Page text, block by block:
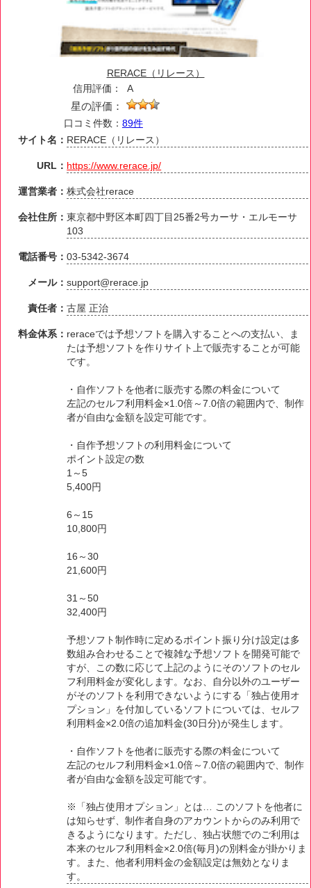
RERACE（リレース）
信用評価：
A
星の評価：
口コミ件数： 89件
サイト名： RERACE（リレース）
URL： https://www.rerace.jp/
運営業者：株式会社rerace
会社住所：東京都中野区本町四丁目25番2号カーサ・エルモーサ
103
電話番号：03-5342-3674
メール：support@rerace.jp
責任者：古屋 正治
料金体系： reraceでは予想ソフトを購入することへの支払い、ま
たは予想ソフトを作りサイト上で販売することが可能
です。
・自作ソフトを他者に販売する際の料金について
左記のセルフ利用料金×1.0倍～7.0倍の範囲内で、制作
者が自由な金額を設定可能です。
・自作予想ソフトの利用料金について
ポイント設定の数
1～5
5,400円
6～15
10,800円
16～30
21,600円
31～50
32,400円
予想ソフト制作時に定めるポイント振り分け設定は多
数組み合わせることで複雑な予想ソフトを開発可能で
すが、この数に応じて上記のようにそのソフトのセル
フ利用料金が変化します。なお、自分以外のユーザー
がそのソフトを利用できないようにする「独占使用オ
プション」を付加しているソフトについては、セルフ
利用料金×2.0倍の追加料金(30日分)が発生します。
・自作ソフトを他者に販売する際の料金について
左記のセルフ利用料金×1.0倍～7.0倍の範囲内で、制作
者が自由な金額を設定可能です。
※「独占使用オプション」とは… このソフトを他者に
は知らせず、制作者自身のアカウントからのみ利用で
きるようになります。ただし、独占状態でのご利用は
本来のセルフ利用料金×2.0倍(毎月)の別料金が掛かりま
す。また、他者利用料金の金額設定は無効となりま
す。